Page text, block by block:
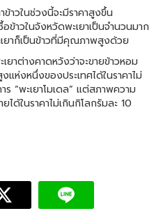
าวในช่วงนี้จะมีราคาสูงขึ้น
ข้าวในจังหวัดพะเยาเป็นจำนวนมาก
าก็เป็นข้าวที่มีคุณภาพสูงด้วย
าต่างคาดหวังว่าจะขายข้าวหอม
ห่งหนึ่งของประเทศได้ในราคาไม่
ร “พะเยาโมเดล” แต่สภาพความ
ด้ในราคาไม่เกินกิโลกรัมละ 10